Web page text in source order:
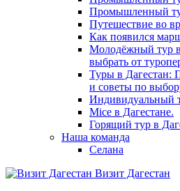
Промышленный
Путешествие во
Как появился
Молодёжный тур в
выбрать от
Туры в Дагестан:
и советы по
Индивидуальный
Mice в Дагестане.
Горящий тур в
Наша команда
Селана
Визит Дагестан